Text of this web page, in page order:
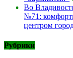
Во
№71:
центром
Рубрики